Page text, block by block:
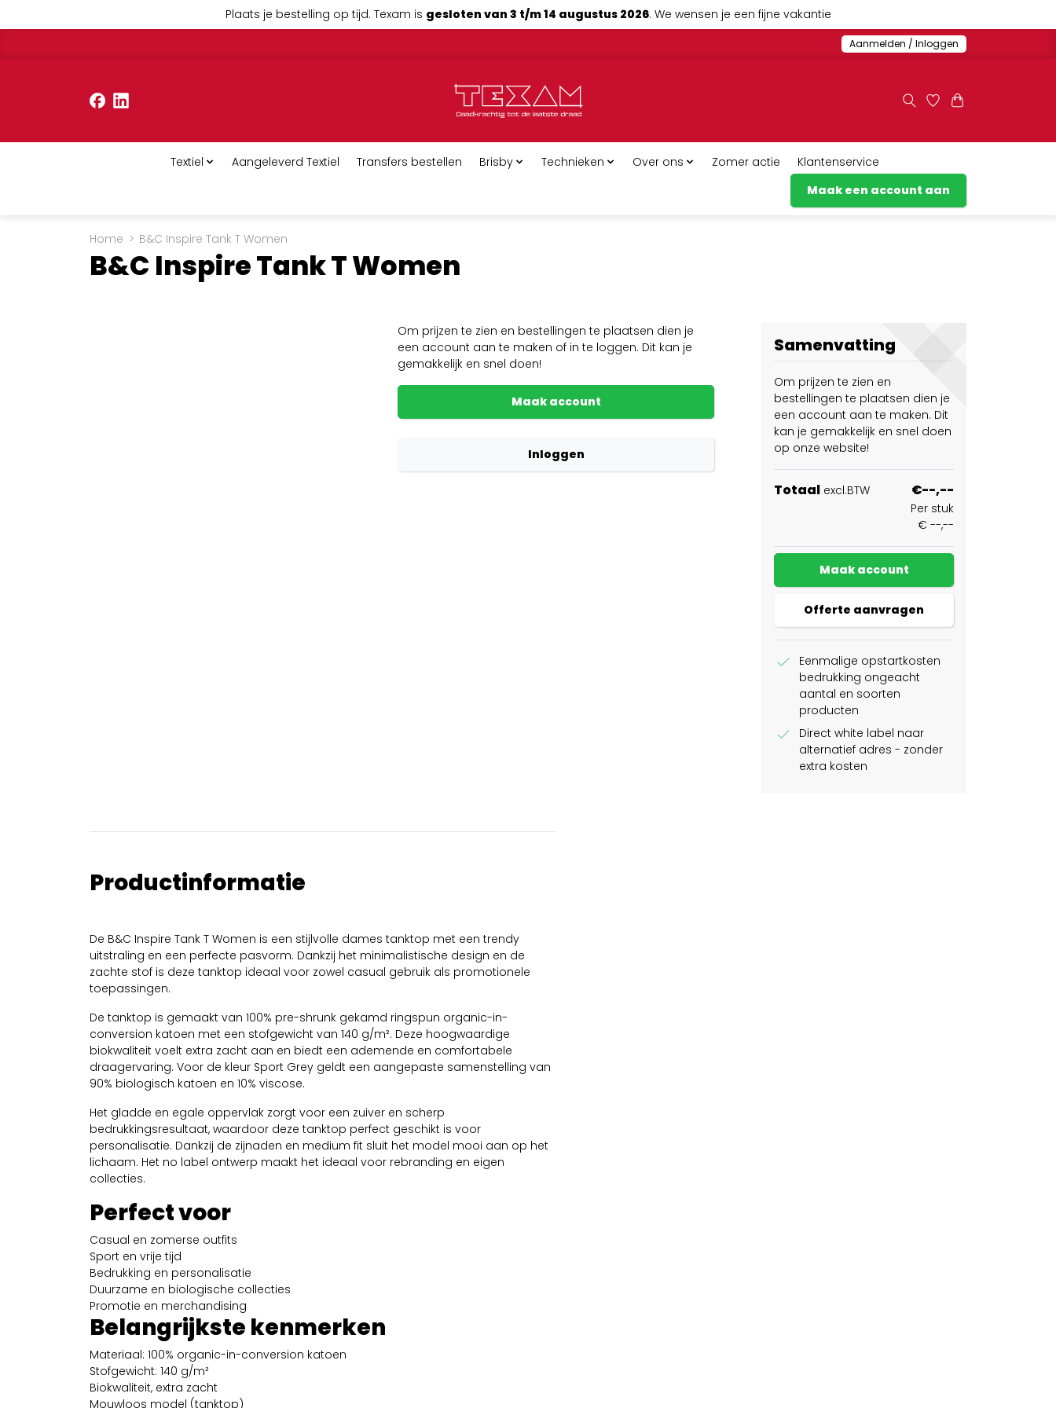
Plaats je bestelling op tijd. Texam is gesloten van 3 t/m 14 augustus 2026. We wensen je een fijne vakantie
Aanmelden / Inloggen
Textiel Aangeleverd Textiel Transfers bestellen Brisby Technieken Over ons Zomer actie
Klantenservice
Maak een account aan
Home > B&C Inspire Tank T Women
B&C Inspire Tank T Women
Om prijzen te zien en bestellingen te plaatsen dien je
een account aan te maken of in te loggen. Dit kan je
gemakkelijk en snel doen!
Maak account
Inloggen
Samenvatting
Om prijzen te zien en
bestellingen te plaatsen dien je
een account aan te maken. Dit
kan je gemakkelijk en snel doen
op onze website!
Totaal excl.BTW €--,--
Per stuk
€ --,--
Maak account
Offerte aanvragen
check
Eenmalige opstartkosten
bedrukking ongeacht
aantal en soorten
producten
check
Direct white label naar
alternatief adres - zonder
extra kosten
Productinformatie
De B&C Inspire Tank T Women is een stijlvolle dames tanktop met een trendy
uitstraling en een perfecte pasvorm. Dankzij het minimalistische design en de
zachte stof is deze tanktop ideaal voor zowel casual gebruik als promotionele
toepassingen.
De tanktop is gemaakt van 100% pre-shrunk gekamd ringspun organic-in-
conversion katoen met een stofgewicht van 140 g/m². Deze hoogwaardige
biokwaliteit voelt extra zacht aan en biedt een ademende en comfortabele
draagervaring. Voor de kleur Sport Grey geldt een aangepaste samenstelling van
90% biologisch katoen en 10% viscose.
Het gladde en egale oppervlak zorgt voor een zuiver en scherp
bedrukkingsresultaat, waardoor deze tanktop perfect geschikt is voor
personalisatie. Dankzij de zijnaden en medium fit sluit het model mooi aan op het
lichaam. Het no label ontwerp maakt het ideaal voor rebranding en eigen
collecties.
Perfect voor
Casual en zomerse outfits
Sport en vrije tijd
Bedrukking en personalisatie
Duurzame en biologische collecties
Promotie en merchandising
Belangrijkste kenmerken
Materiaal: 100% organic-in-conversion katoen
Stofgewicht: 140 g/m²
Biokwaliteit, extra zacht
Mouwloos model (tanktop)